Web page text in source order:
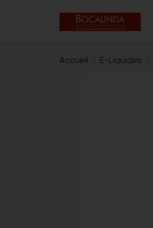
Accueil E-Liquides